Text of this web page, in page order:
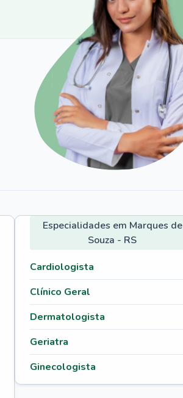
Especialidades em Marques de
Souza - RS
Cardiologista
Clínico Geral
Dermatologista
Geriatra
Ginecologista